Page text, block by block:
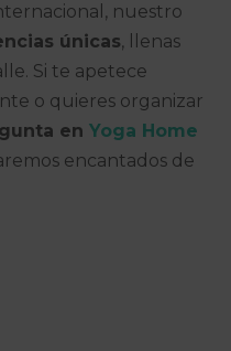
nuestro
únicas, llenas
Si te apetece
o quieres organizar
en Yoga Home
encantados de